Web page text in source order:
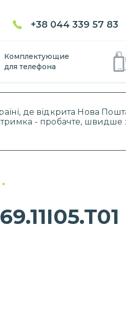
де відкрита Нова
- пробачте, швидше
+38 044 339 57 83
Комплектующие
для телефона